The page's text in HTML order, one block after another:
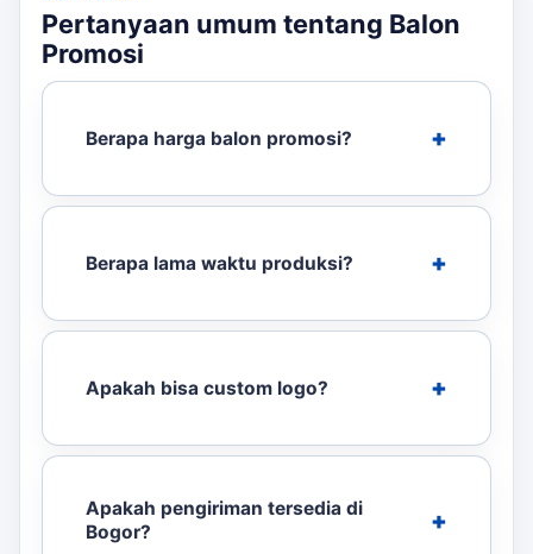
Pertanyaan umum tentang Balon
Promosi
Berapa harga balon promosi?
Berapa lama waktu produksi?
Apakah bisa custom logo?
Apakah pengiriman tersedia di
Bogor?